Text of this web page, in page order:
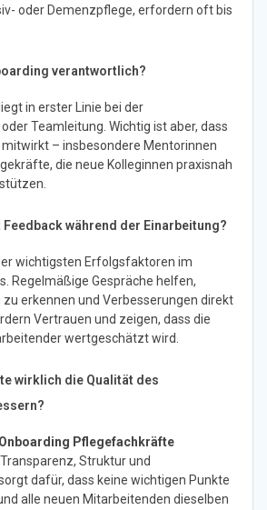
oder Demenzpflege, erfordern oft bis
verantwortlich?
in erster Linie bei der
Teamleitung. Wichtig ist aber, dass
– insbesondere Mentorinnen
die neue Kolleginnen praxisnah
während der Einarbeitung?
wichtigsten Erfolgsfaktoren im
Regelmäßige Gespräche helfen,
erkennen und Verbesserungen direkt
Vertrauen und zeigen, dass die
wertgeschätzt wird.
wirklich die Qualität des
Onboarding Pflegefachkräfte
Struktur und
dafür, dass keine wichtigen Punkte
alle neuen Mitarbeitenden dieselben